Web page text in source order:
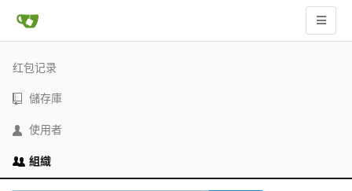
红包记录
儲存庫
使用者
組織